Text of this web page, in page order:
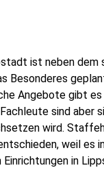
ist neben dem
Besonderes
Angebote gibt
sind aber
wird.
weil es
Einrichtungen in